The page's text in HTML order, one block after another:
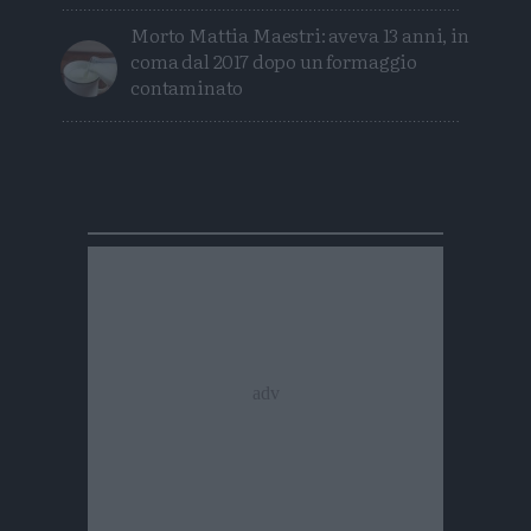
Morto Mattia Maestri: aveva 13 anni, in
coma dal 2017 dopo un formaggio
contaminato